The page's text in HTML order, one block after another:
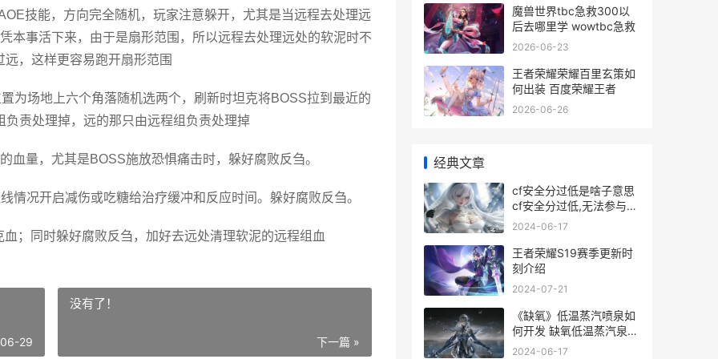
技能，方向完全随机，玩家注意躲开，尤其是当远程去处理远
本事活下来，由于是扇形范围，所以远程去处理远处的软泥时不
远，这样更容易跑开扇形范围
为场地上六个角落随机选两个，刷新时坦克将BOSS拉到最近的
负责处理掉，远的那只由远程组负责处理掉
血量，尤其是BOSS施放恐惧痛击时，躲好腐败反刍。
情况开启减伤或吃糖给治疗缓冲和反应时间。躲好腐败反刍。
；同时躲好腐败反刍，加好去远处清理软泥的远程组血
29
没有了！
下一篇 »
魔兽世界tbc急救300以
后去哪里学 wowtbc急救
2026-06-23
王者荣耀荣耀百里玄策如
何出装 百度荣耀王者
2026-06-26
经典文章
cf安全分过低是啥子意思
cf安全分过低,无法参与游
戏
2024-06-17
王者荣耀S19赛季更新时
刻介绍
2024-07-21
《缺氧》低温蒸汽喷泉如
何开发 缺氧低温蒸汽泉如
何降温成水
2024-06-17